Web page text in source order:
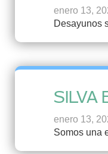
enero 13,
Desayunos
SILVA
enero 13,
Somos una